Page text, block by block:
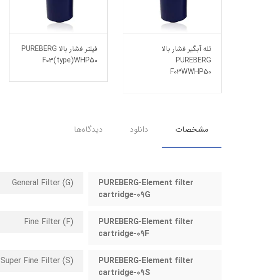
تله آبگیر فشار بالا
PUREBERG
F03WWHP50
فیلتر فشار بالا PUREBERG
F03(type)WHP50
مشخصات دانلود دیدگاه‌ها
PUREBERG-Element filter
cartridge-09G
(G) General Filter
PUREBERG-Element filter
cartridge-09F
(Fine Filter (F
PUREBERG-Element filter
cartridge-09S
Super Fine Filter (S)